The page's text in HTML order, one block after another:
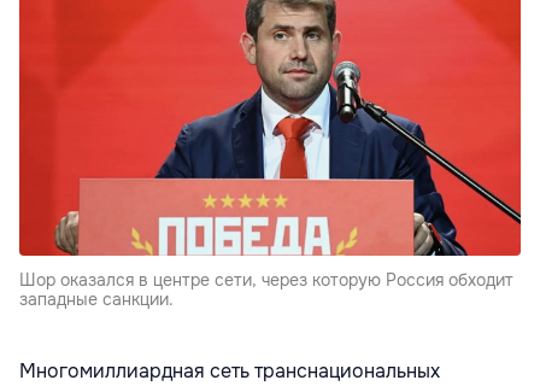
Шор оказался в центре сети, через которую Россия обходит
западные санкции.
Многомиллиардная сеть транснациональных